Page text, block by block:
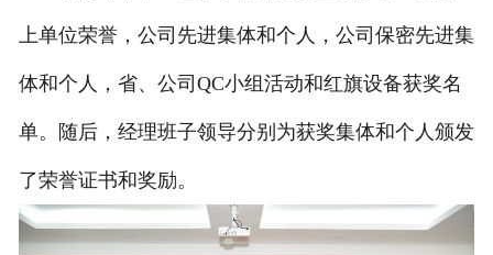
上单位荣誉，公司先进集体和个人，公司保密先进集
体和个人，省、公司QC小组活动和红旗设备获奖名
单。随后，经理班子领导分别为获奖集体和个人颁发
了荣誉证书和奖励。